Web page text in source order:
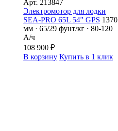
Арт. 213847
Электромотор для лодки
SEA-PRO 65L 54" GPS 1370
мм · 65/29 фунт/кг · 80-120
А/ч
108 900 ₽
В корзину Купить в 1 клик